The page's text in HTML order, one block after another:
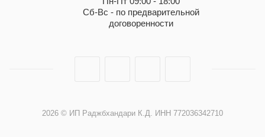
Сб-Вс - по предварительной
договоренности
2026 © ИП Раджбхандари К.Д. ИНН 772036342710